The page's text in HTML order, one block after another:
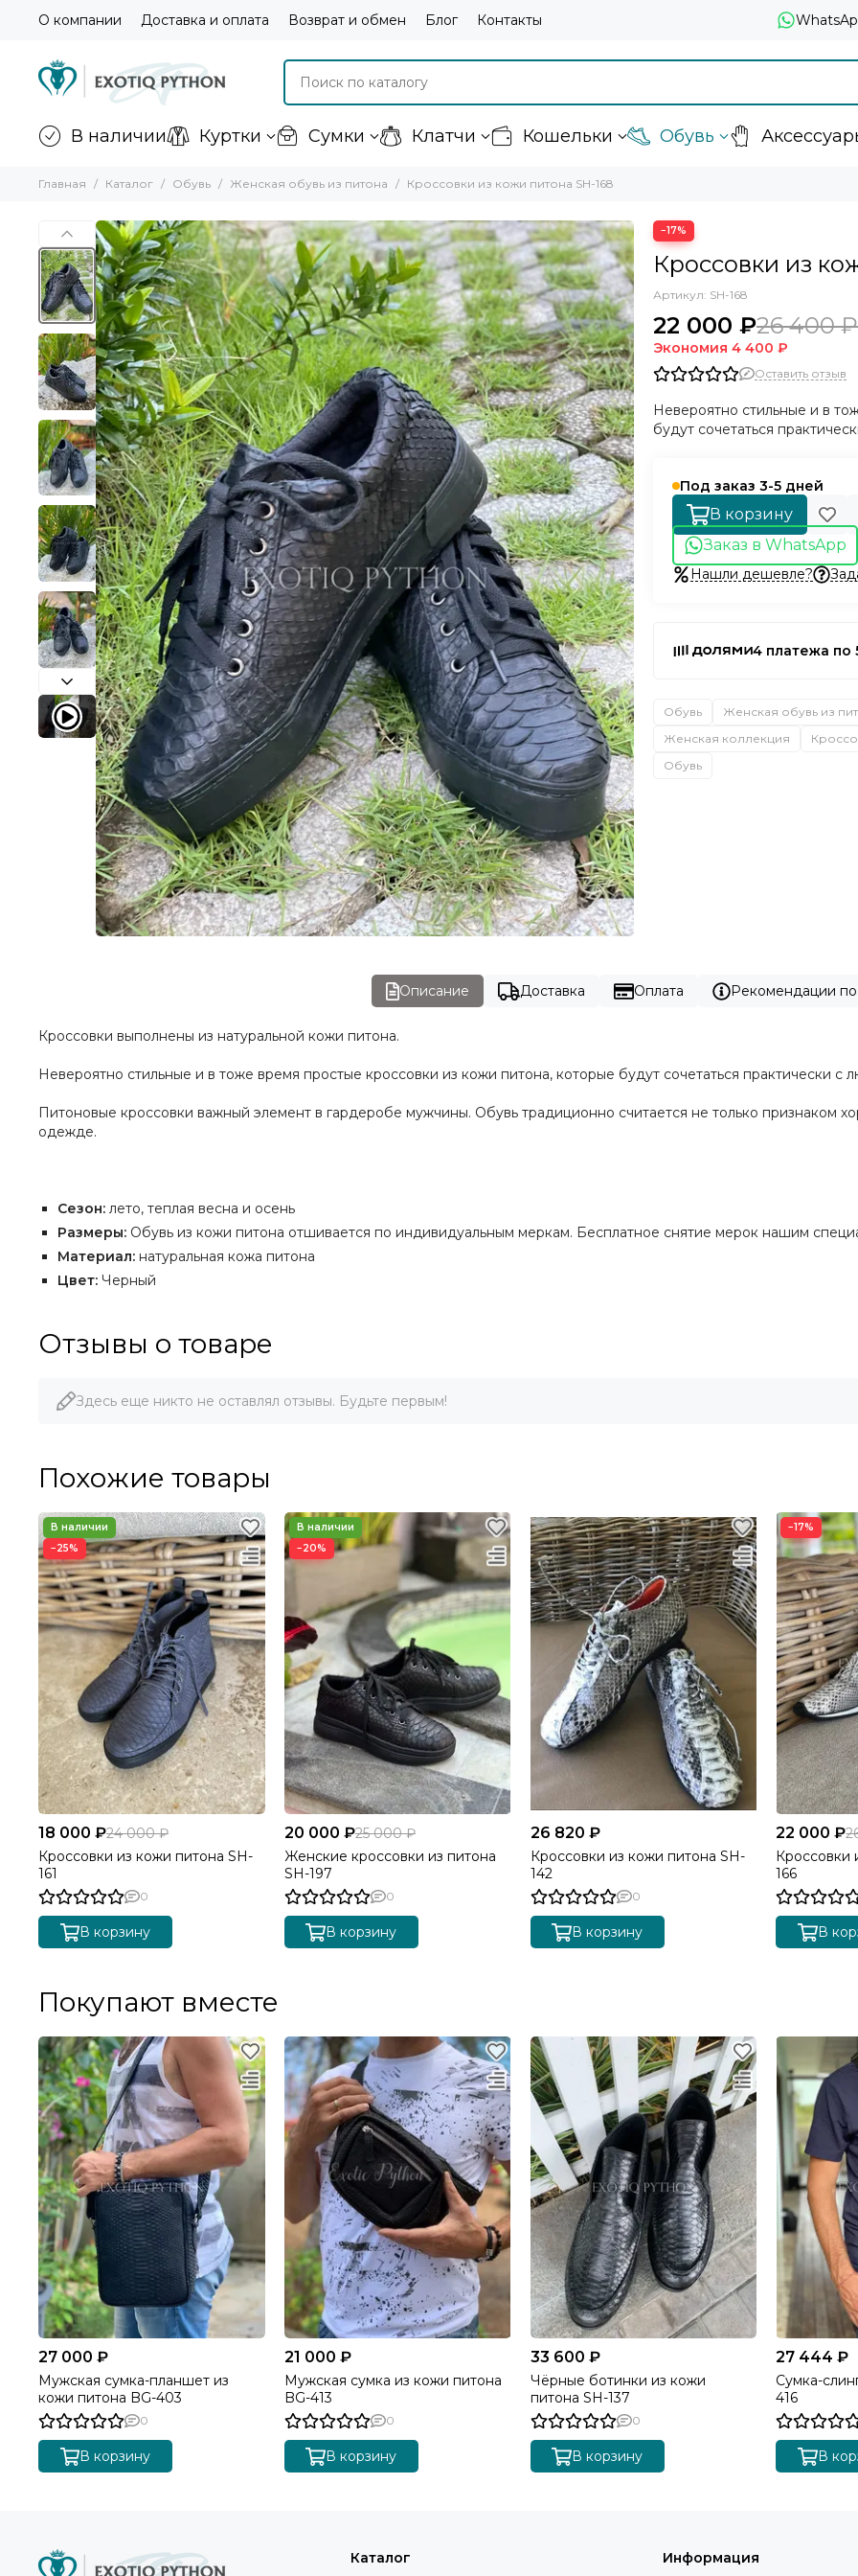
О компании Доставка и оплата Возврат и обмен Блог Контакты
В наличии Куртки Сумки Клатчи Кошельки Обувь
Главная Каталог Обувь Женская обувь из питона Кроссовки из кожи питона SH-168
−17%
Кроссовки из
Артикул: SH-168
22 000 ₽26 400 ₽
Экономия 4 400 ₽
Оставить отзыв
Невероятно стильные и в
будут сочетаться
Под заказ 3-5 дней
В корзину
Заказ в WhatsApp
Нашли дешевле?
4 платежа по
Обувь Женская обувь из
Женская коллекция
Обувь
Описание Доставка Оплата Рекомендации по
Кроссовки выполнены из натуральной кожи питона.
Невероятно стильные и в тоже время простые кроссовки из кожи питона, которые будут сочетаться практически
Питоновые кроссовки важный элемент в гардеробе мужчины. Обувь традиционно считается не только признаком
одежде.
Сезон: лето, теплая весна и осень
Размеры: Обувь из кожи питона отшивается по индивидуальным меркам. Бесплатное снятие мерок нашим
Материал: натуральная кожа питона
Цвет: Черный
Отзывы о товаре
Здесь еще никто не оставлял отзывы. Будьте первым!
Похожие товары
−25%
18 000 ₽24 000 ₽
Кроссовки из кожи питона SH-
161
0
В корзину
−20%
20 000 ₽25 000 ₽
Женские кроссовки из питона
SH-197
0
В корзину
26 820 ₽
Кроссовки из кожи питона SH-
142
0
В корзину
−17%
22 000 ₽
Кроссовки
166
В
Покупают вместе
27 000 ₽
Мужская сумка-планшет из
кожи питона BG-403
0
В корзину
21 000 ₽
Мужская сумка из кожи питона
BG-413
0
В корзину
33 600 ₽
Чёрные ботинки из кожи
питона SH-137
0
В корзину
27 444 ₽
Сумка-
416
В
Каталог Информация